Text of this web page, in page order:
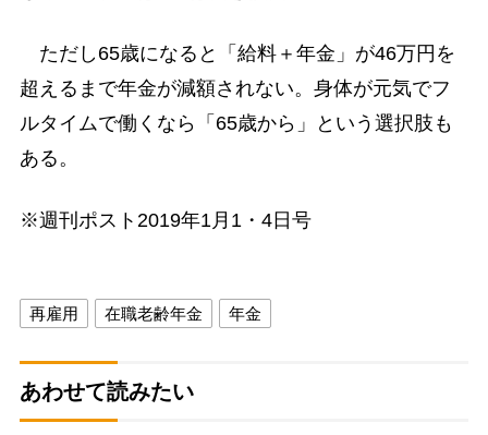
ただし65歳になると「給料＋年金」が46万円を
超えるまで年金が減額されない。身体が元気でフ
ルタイムで働くなら「65歳から」という選択肢も
ある。
※週刊ポスト2019年1月1・4日号
再雇用 在職老齢年金 年金
あわせて読みたい